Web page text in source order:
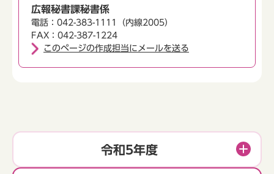
広報秘書課秘書係
電話：042-383-1111（内線2005）
FAX：042-387-1224
このページの作成担当にメールを送る
令和5年度